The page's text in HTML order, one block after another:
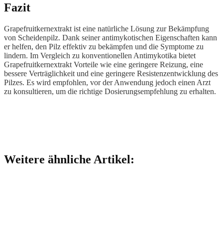
Fazit
Grapefruitkernextrakt ist eine natürliche Lösung zur Bekämpfung
von Scheidenpilz. Dank seiner antimykotischen Eigenschaften kann
er helfen, den Pilz effektiv zu bekämpfen und die Symptome zu
lindern. Im Vergleich zu konventionellen Antimykotika bietet
Grapefruitkernextrakt Vorteile wie eine geringere Reizung, eine
bessere Verträglichkeit und eine geringere Resistenzentwicklung des
Pilzes. Es wird empfohlen, vor der Anwendung jedoch einen Arzt
zu konsultieren, um die richtige Dosierungsempfehlung zu erhalten.
Weitere ähnliche Artikel: